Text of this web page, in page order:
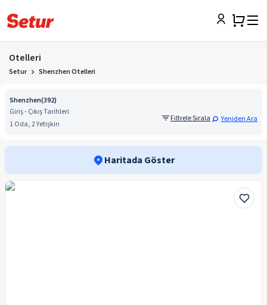
Otelleri
Setur Shenzhen Otelleri
Shenzhen(392)
Giriş - Çıkış Tarihleri
1 Oda, 2 Yetişkin
Filtrele Sırala Yeniden Ara
Haritada Göster